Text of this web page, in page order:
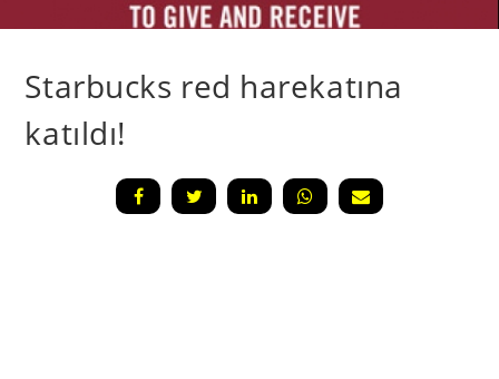
Starbucks red harekatına
katıldı!